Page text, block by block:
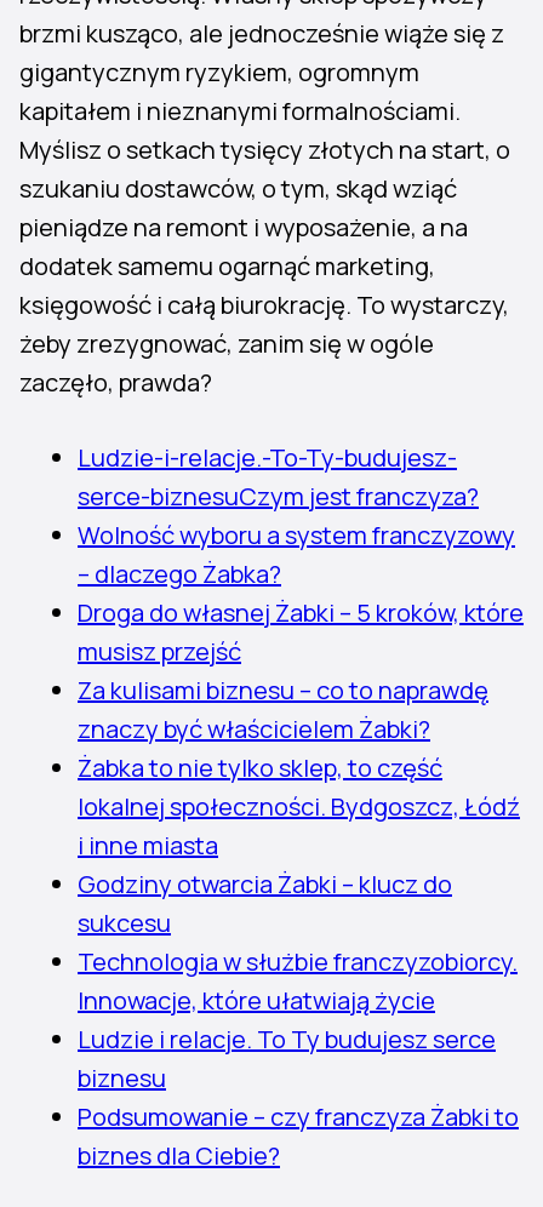
brzmi kusząco, ale jednocześnie wiąże się z
gigantycznym ryzykiem, ogromnym
kapitałem i nieznanymi formalnościami.
Myślisz o setkach tysięcy złotych na start, o
szukaniu dostawców, o tym, skąd wziąć
pieniądze na remont i wyposażenie, a na
dodatek samemu ogarnąć marketing,
księgowość i całą biurokrację. To wystarczy,
żeby zrezygnować, zanim się w ogóle
zaczęło, prawda?
Ludzie-i-relacje.-To-Ty-budujesz-
serce-biznesuCzym jest franczyza?
Wolność wyboru a system franczyzowy
– dlaczego Żabka?
Droga do własnej Żabki – 5 kroków, które
musisz przejść
Za kulisami biznesu – co to naprawdę
znaczy być właścicielem Żabki?
Żabka to nie tylko sklep, to część
lokalnej społeczności. Bydgoszcz, Łódź
i inne miasta
Godziny otwarcia Żabki – klucz do
sukcesu
Technologia w służbie franczyzobiorcy.
Innowacje, które ułatwiają życie
Ludzie i relacje. To Ty budujesz serce
biznesu
Podsumowanie – czy franczyza Żabki to
biznes dla Ciebie?